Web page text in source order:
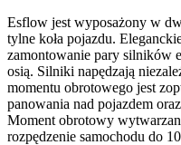
Esflow jest wyposażony w
tylne koła pojazdu.
zamontowanie pary silników
osią. Silniki napędzają
momentu obrotowego jest
panowania nad pojazdem
Moment obrotowy
rozpędzenie samochodu do